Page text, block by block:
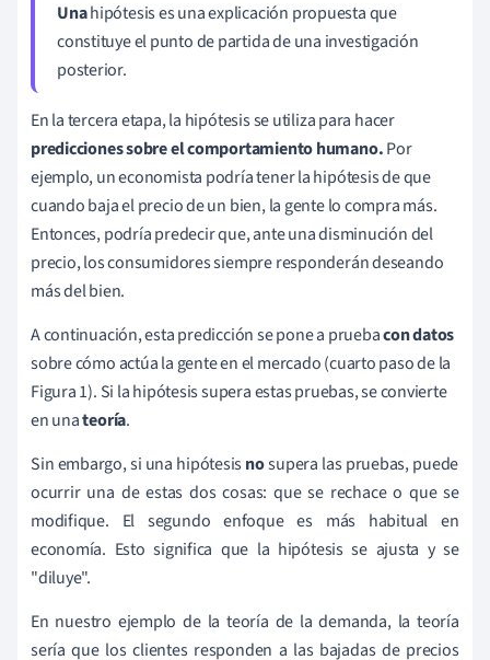
Unahipótesis es una explicación propuesta que
constituye el punto de partida de una investigación
posterior.
En la tercera etapa, la hipótesis se utiliza para hacer
predicciones sobre el comportamiento humano.Por
ejemplo, un economista podría tener la hipótesis de que
cuando baja el precio de un bien, la gente lo compra más.
Entonces, podría predecir que, ante una disminución del
precio, los consumidores siempre responderán deseando
más del bien.
A continuación, esta predicción se pone a pruebacon datos
sobre cómo actúa la gente en el mercado (cuarto paso de la
Figura 1). Si la hipótesis supera estas pruebas, se convierte
en unateoría.
Sin embargo, si una hipótesisnosupera las pruebas, puede
ocurrir una de estas dos cosas: que se rechace o que se
modifique. El segundo enfoque es más habitual en
economía. Esto significa que la hipótesis se ajusta y se
"diluye".
En nuestro ejemplo de la teoría de la demanda, la teoría
sería que los clientes responden a las bajadas de precios